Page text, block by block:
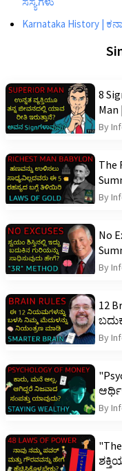
Karnataka History |
8
By
The
By
No
By
12
By
By